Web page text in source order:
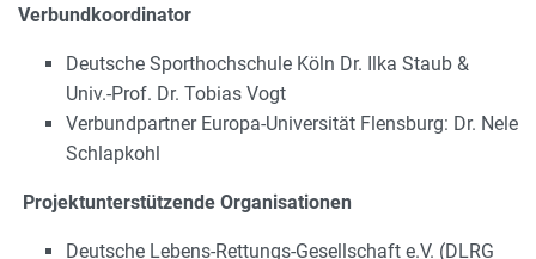
Verbundkoordinator
Deutsche Sporthochschule Köln Dr. Ilka Staub &
Univ.-Prof. Dr. Tobias Vogt
Verbundpartner Europa-Universität Flensburg: Dr. Nele
Schlapkohl
Projektunterstützende Organisationen
Deutsche Lebens-Rettungs-Gesellschaft e.V. (DLRG